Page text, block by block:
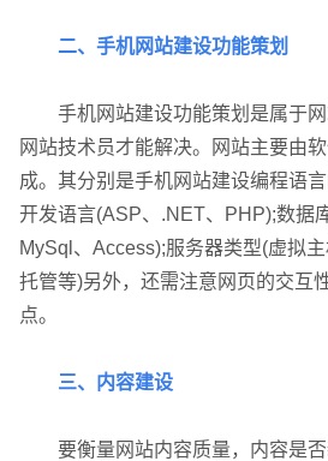
二、手机网站建设功能策划
手机网站建设功能策划是属于网
网站技术员才能解决。网站主要由
成。其分别是手机网站建设编程语
开发语言(ASP、.NET、PHP);数据
MySql、Access);服务器类型(虚拟
托管等)另外，还需注意网页的交互
点。
三、内容建设
要衡量网站内容质量，内容是否
联系电话